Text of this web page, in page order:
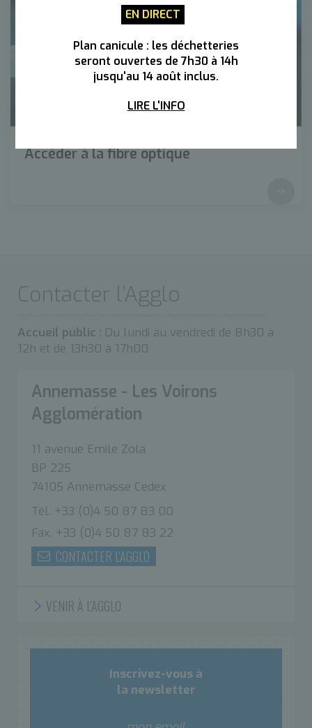
EN DIRECT
Plan canicule : les déchetteries
seront ouvertes de 7h30 à 14h
jusqu'au 14 août inclus.
LIRE L'INFO
Accéder à la fibre optique
Contacter l’Agglo
Accueil public : Du lundi au vendredi de 8h30 à
12h et de 13h30 à 17h00
Annemasse - Les Voirons
Agglomération
11 avenue Emile Zola
BP 225
74105 Annemasse Cedex
Tél. +33 (0)4 50 87 83 00
Fax. +33 (0)4 50 87 83 22
CONTACTER L'AGGLO
VENIR À L'AGGLO
Inscrivez-vous à
la newsletter